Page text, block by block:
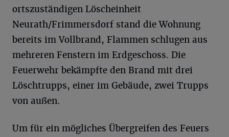
ortszuständigen Löscheinheit
Neurath/Frimmersdorf stand die Wohnung
bereits im Vollbrand, Flammen schlugen aus
mehreren Fenstern im Erdgeschoss. Die
Feuerwehr bekämpfte den Brand mit drei
Löschtrupps, einer im Gebäude, zwei Trupps
von außen.
Um für ein mögliches Übergreifen des Feuers